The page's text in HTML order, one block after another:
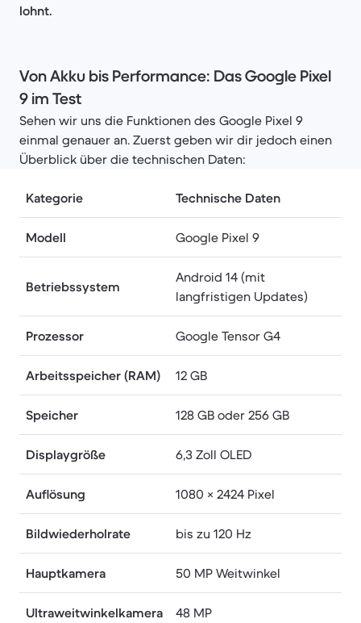
lohnt.
Von Akku bis Performance: Das Google Pixel
9 im Test
Sehen wir uns die Funktionen des Google Pixel 9
einmal genauer an. Zuerst geben wir dir jedoch einen
Überblick über die technischen Daten:
Kategorie Technische Daten
Modell Google Pixel 9
Betriebssystem
Android 14 (mit
langfristigen Updates)
Prozessor Google Tensor G4
Arbeitsspeicher (RAM) 12 GB
Speicher 128 GB oder 256 GB
Displaygröße 6,3 Zoll OLED
Auflösung 1080 × 2424 Pixel
Bildwiederholrate bis zu 120 Hz
Hauptkamera 50 MP Weitwinkel
Ultraweitwinkelkamera 48 MP